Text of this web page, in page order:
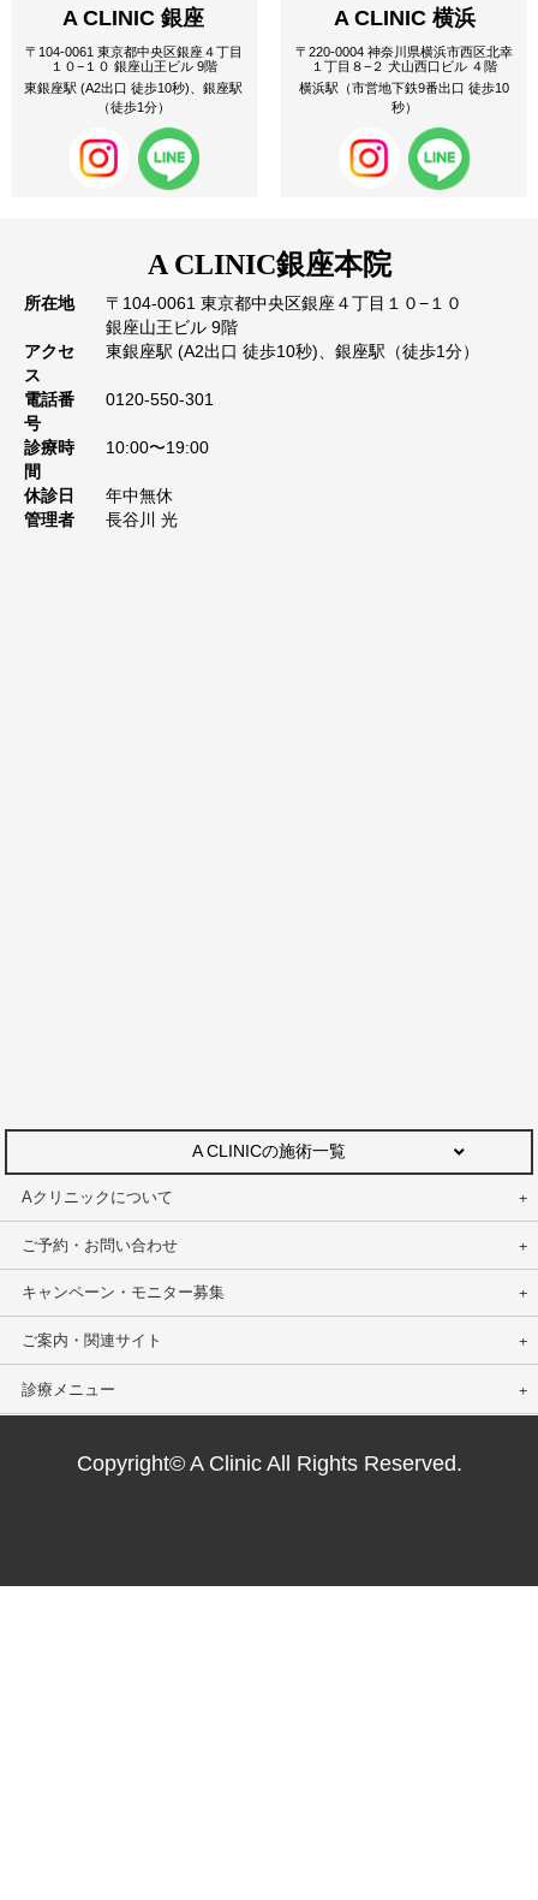
A CLINIC 銀座
〒104-0061 東京都中央区銀座４丁目
１０−１０ 銀座山王ビル 9階
東銀座駅 (A2出口 徒歩10秒)、銀座駅
（徒歩1分）
A CLINIC 横浜
〒220-0004 神奈川県横浜市西区北幸
１丁目８−２ 犬山西口ビル ４階
横浜駅（市営地下鉄9番出口 徒歩10
秒）
A CLINIC銀座本院
所在地
〒104-0061 東京都中央区銀座４丁目１０−１０
銀座山王ビル 9階
アクセ
ス
東銀座駅 (A2出口 徒歩10秒)、銀座駅（徒歩1分）
電話番
号
0120-550-301
診療時
間
10:00〜19:00
休診日
年中無休
管理者
長谷川 光
A CLINICの施術一覧
Aクリニックについて
ご予約・お問い合わせ
キャンペーン・モニター募集
ご案内・関連サイト
診療メニュー
Copyright© A Clinic All Rights Reserved.